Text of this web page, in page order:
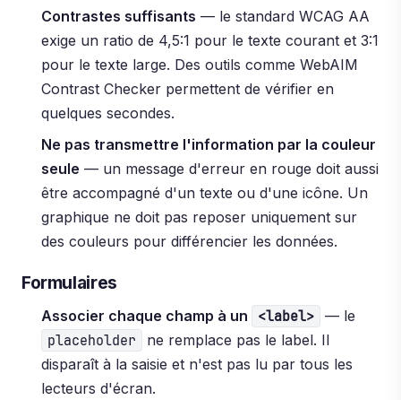
Contrastes suffisants — le standard WCAG AA
exige un ratio de 4,5:1 pour le texte courant et 3:1
pour le texte large. Des outils comme WebAIM
Contrast Checker permettent de vérifier en
quelques secondes.
Ne pas transmettre l'information par la couleur
seule — un message d'erreur en rouge doit aussi
être accompagné d'un texte ou d'une icône. Un
graphique ne doit pas reposer uniquement sur
des couleurs pour différencier les données.
Formulaires
Associer chaque champ à un <label> — le
placeholder
ne remplace pas le label. Il
disparaît à la saisie et n'est pas lu par tous les
lecteurs d'écran.